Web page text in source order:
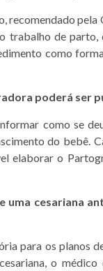
recomendado
trabalho de
como
poderá ser
como se
do bebê.
elaborar o
uma cesariana
para os planos
o